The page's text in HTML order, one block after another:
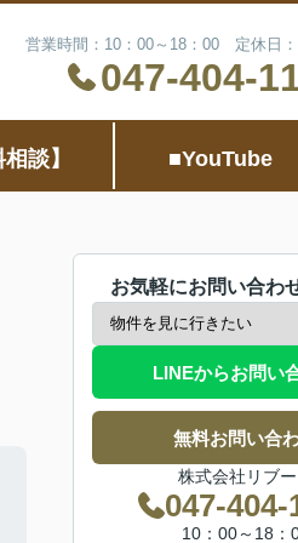
営業時間：10：00～18：00 定休日：
047-404-
談】 ■YouTube
お気軽にお問い合わ
LINEからお問い
無料お問い合
株式会社リブー
047-404-
10：00～18：